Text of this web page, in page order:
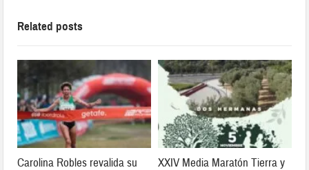
Related posts
Carolina Robles revalida su
XXIV Media Maratón Tierra y